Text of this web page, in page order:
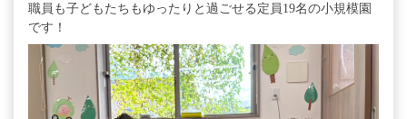
職員も子どもたちもゆったりと過ごせる定員19名の小規模園
です！